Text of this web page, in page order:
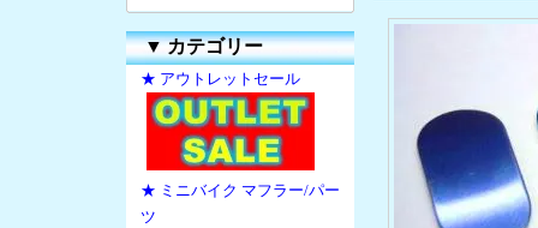
▼カテゴリー
★ アウトレットセール
★ ミニバイク マフラー/パー
ツ